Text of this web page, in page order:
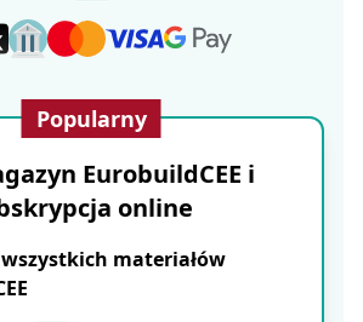
Popularny
EurobuildCEE i
online
materiałów